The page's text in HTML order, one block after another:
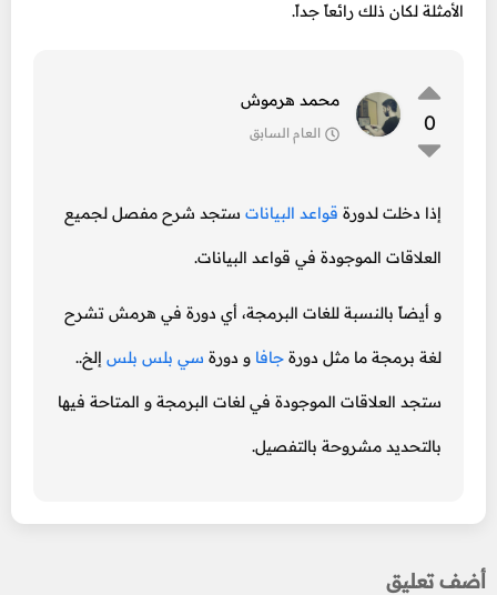
الأمثلة لكان ذلك رائعاً جداً.
0
محمد هرموش
العام السابق
إذا دخلت لدورة قواعد البيانات ستجد شرح مفصل لجميع
العلاقات الموجودة في قواعد البيانات.
و أيضاً بالنسبة للغات البرمجة، أي دورة في هرمش تشرح
لغة برمجة ما مثل دورة جافا و دورة سي بلس بلس إلخ..
ستجد العلاقات الموجودة في لغات البرمجة و المتاحة فيها
بالتحديد مشروحة بالتفصيل.
أضف تعليق